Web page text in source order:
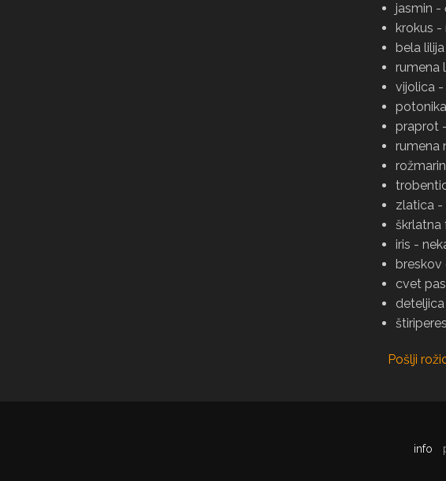
jasmin -
krokus -
bela
rumena
vijolica
praprot
rumena
zlatica
škrlatna
iris -
breskov
cvet
Pošlji
info